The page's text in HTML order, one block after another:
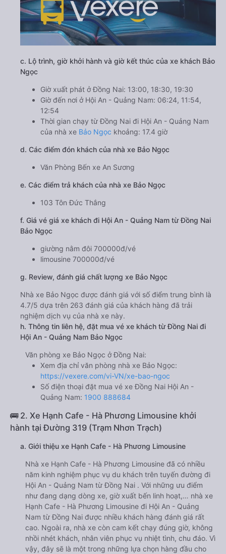
c. Lộ trình, giờ khởi hành và giờ kết thúc của xe khách Bảo
Ngọc
Giờ xuất phát ở Đồng Nai: 13:00, 18:30, 19:30
Giờ đến nơi ở Hội An - Quảng Nam: 06:24, 11:54,
12:54
Thời gian chạy từ Đồng Nai đi Hội An - Quảng Nam
của nhà xe Bảo Ngọc khoảng: 17.4 giờ
d. Các điểm đón khách của nhà xe Bảo Ngọc
Văn Phòng Bến xe An Sương
e. Các điểm trả khách của nhà xe Bảo Ngọc
103 Tôn Đức Thắng
f. Giá vé giá xe khách đi Hội An - Quảng Nam từ Đồng Nai
Bảo Ngọc
giường nằm đôi 700000đ/vé
limousine 700000đ/vé
g. Review, đánh giá chất lượng xe Bảo Ngọc
Nhà xe Bảo Ngọc được đánh giá với số điểm trung bình là
4.7/5 dựa trên 263 đánh giá của khách hàng đã trải
nghiệm dịch vụ của nhà xe này.
h. Thông tin liên hệ, đặt mua vé xe khách từ Đồng Nai đi
Hội An - Quảng Nam Bảo Ngọc
Văn phòng xe Bảo Ngọc ở Đồng Nai:
Xem địa chỉ văn phòng nhà xe Bảo Ngọc:
https://vexere.com/vi-VN/xe-bao-ngoc
Số điện thoại đặt mua vé xe Đồng Nai Hội An -
Quảng Nam: 1900 888684
🚌 2. Xe Hạnh Cafe - Hà Phương Limousine khởi
hành tại Đường 319 (Trạm Nhơn Trạch)
a. Giới thiệu xe Hạnh Cafe - Hà Phương Limousine
Nhà xe Hạnh Cafe - Hà Phương Limousine đã có nhiều
năm kinh nghiệm phục vụ du khách trên tuyến đường đi
Hội An - Quảng Nam từ Đồng Nai . Với những ưu điểm
như đang dạng dòng xe, giờ xuất bến linh hoạt,… nhà xe
Hạnh Cafe - Hà Phương Limousine đi Hội An - Quảng
Nam từ Đồng Nai được nhiều khách hàng đánh giá rất
cao. Ngoài ra, nhà xe còn cam kết chạy đúng giờ, không
nhồi nhét khách, nhân viên phục vụ nhiệt tình, chu đáo. Vì
vậy, đây sẽ là một trong những lựa chọn hàng đầu cho